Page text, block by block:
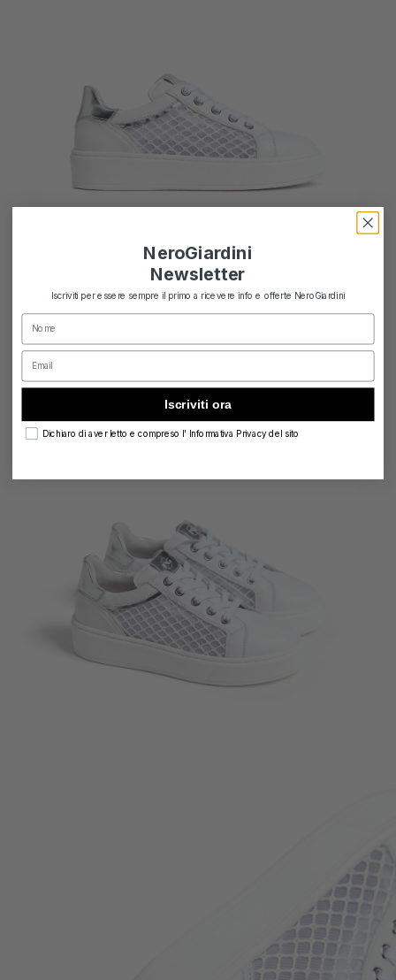
NeroGiardini
Newsletter
Iscriviti per essere sempre il primo a ricevere info e offerte NeroGiardini
Nome
Email
Iscriviti ora
privacyDichiaro di aver letto e compreso l' Informativa Privacy del sito